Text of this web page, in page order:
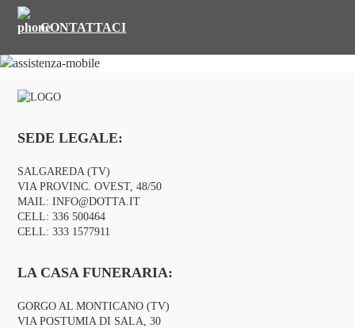
CONTATTACI
SEDE LEGALE:
SALGAREDA (TV)
VIA PROVINC. OVEST, 48/50
MAIL:INFO@DOTTA.IT
CELL:336 500464
CELL:333 1577911
LA CASA FUNERARIA:
GORGO AL MONTICANO (TV)
VIA POSTUMIA DI SALA, 30